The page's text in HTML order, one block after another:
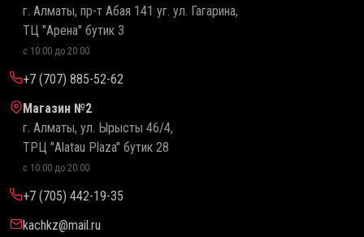
г. Алматы, пр-т Абая 141 уг. ул. Гагарина,
ТЦ "Арена" бутик 3
с 10:00 до 20:00
+7 (707) 885-52-62
Магазин №2
г. Алматы, ул. Ырысты 46/4,
ТРЦ "Alatau Plaza" бутик 28
с 10:00 до 20:00
+7 (705) 442-19-35
kachkz@mail.ru